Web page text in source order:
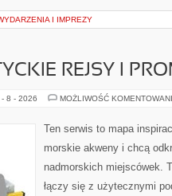
I IMPREZY
REJSY I
- 8 - 2026 MOŻLIWOŚĆ
Ten serwis to mapa
morskie akweny i chcą
nadmorskich miejscówek.
łączy się z użytecznymi